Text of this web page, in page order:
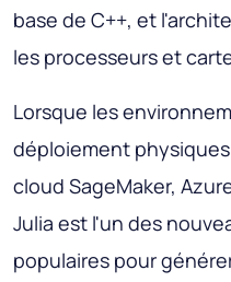
base de C++, et
les processeurs et
Lorsque les
déploiement
cloud SageMaker,
Julia est l'un des
populaires pour